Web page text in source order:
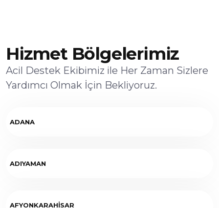
Hizmet Bölgelerimiz
Acil Destek Ekibimiz ile Her Zaman Sizlere
Yardımcı Olmak İçin Bekliyoruz.
ADANA
ADIYAMAN
AFYONKARAHİSAR